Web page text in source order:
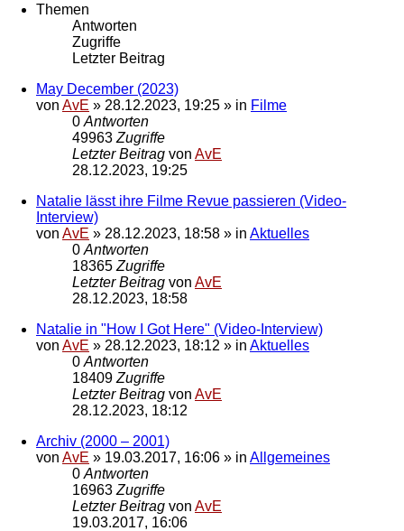
Themen
Antworten
Zugriffe
Letzter Beitrag
May December (2023)
von AvE » 28.12.2023, 19:25 » in Filme
0 Antworten
49963 Zugriffe
Letzter Beitrag von AvE
28.12.2023, 19:25
Natalie lässt ihre Filme Revue passieren (Video-
Interview)
von AvE » 28.12.2023, 18:58 » in Aktuelles
0 Antworten
18365 Zugriffe
Letzter Beitrag von AvE
28.12.2023, 18:58
Natalie in "How I Got Here" (Video-Interview)
von AvE » 28.12.2023, 18:12 » in Aktuelles
0 Antworten
18409 Zugriffe
Letzter Beitrag von AvE
28.12.2023, 18:12
Archiv (2000 – 2001)
von AvE » 19.03.2017, 16:06 » in Allgemeines
0 Antworten
16963 Zugriffe
Letzter Beitrag von AvE
19.03.2017, 16:06